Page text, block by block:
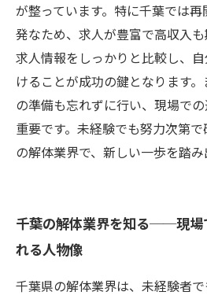
が整っています。特に千葉では
発なため、求人が豊富で高収入も
求人情報をしっかりと比較し、
けることが成功の鍵となります
の準備も忘れずに行い、現場で
重要です。未経験でも努力次第
の解体業界で、新しい一歩を踏み
千葉の解体業界を知る──現場
れる人物像
千葉県の解体業界は、未経験者